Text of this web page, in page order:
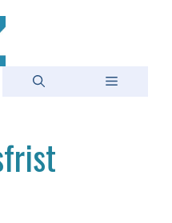
Menü